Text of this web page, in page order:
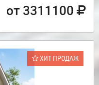
от 3311100
ХИТ ПРОДАЖ